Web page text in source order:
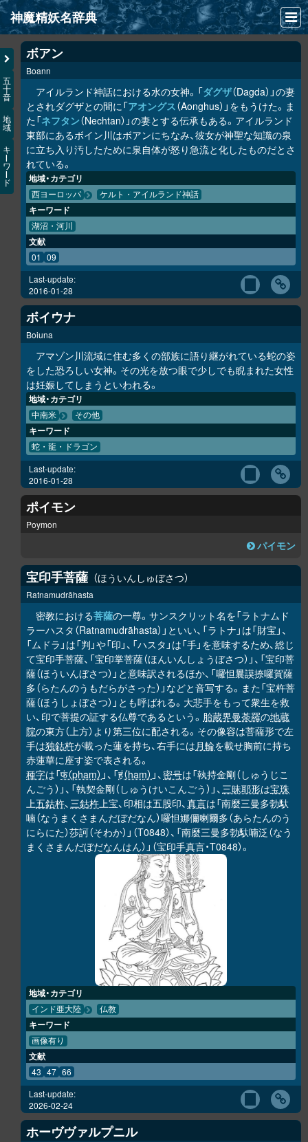
神魔精妖名辞典
NEWS
INFO
文献
検索
凖項目
画像資料便覧
LINK
五
十
音
地
域
キ
ワ
ド
ボアン
Boann
アイルランド神話における水の女神。「ダグザ（Dagda）」の妻
とされダグザとの間に「アオングス（Aonghus）」をもうけた。ま
た「ネフタン（Nechtan）」の妻とする伝承もある。アイルランド
東部にあるボイン川はボアンにちなみ、彼女が神聖な知識の泉
に立ち入り汚したために泉自体が怒り急流と化したものだとさ
れている。
地域・カテゴリ
西ヨーロッパ ケルト・アイルランド神話
キーワード
湖沼・河川
文献
01 09
Last-update:
2016-01-28
ボイウナ
Boiuna
アマゾン川流域に住む多くの部族に語り継がれている蛇の姿
をした恐ろしい女神。その光を放つ眼で少しでも睨まれた女性
は妊娠してしまうといわれる。
地域・カテゴリ
中南米 その他
キーワード
蛇・龍・ドラゴン
Last-update:
2016-01-28
ポイモン
Poymon
パイモン
宝印手菩薩 ほういんしゅぼさつ
Ratnamudrāhasta
密教における菩薩の一尊。サンスクリット名を「ラトナムド
ラーハスタ（Ratnamudrāhasta）」といい、「ラトナ」は「財宝」、
「ムドラ」は「判」や「印」、「ハスタ」は「手」を意味するため、総じ
て宝印手菩薩、「宝印掌菩薩（ほんいんしょうぼさつ）」、「宝印菩
薩（ほういんぼさつ）」と意味訳されるほか、「囉怛曩謨捺囉賀薩
多（らたんのうもだらがさった）」などと音写する。また「宝杵菩
薩（ほうしょぼさつ）」とも呼ばれる。大悲手をもって衆生を救
い、印で菩提の証する仏尊であるという。 胎蔵界曼荼羅の地蔵
院の東方（上方）より第三位に配される。その像容は菩薩形で左
手は独鈷杵が載った蓮を持ち、右手には月輪を載せ胸前に持ち
赤蓮華に座す姿で表される。
種字は「फं（phaṃ） 」、「हं（haṃ） 」、 密号は「執持金剛（しゅうじこ
んごう）」、「執契金剛（しゅうけいこんごう）」、三昧耶形は宝珠
上五鈷杵、三鈷杵上宝、印相は五股印、真言は「南麼三曼多勃馱
喃（なうまくさまんだぼだなん）囉怛娜儞喇爾多（あらたんのう
にらにた）莎訶（そわか）」（T0848）、「南麼三曼多勃馱喃泛（なう
まくさまんだぼだなんはん）」（宝印手真言・T0848）。
地域・カテゴリ
インド亜大陸 仏教
キーワード
画像有り
文献
43 47 66
Last-update:
2026-02-24
ホーヴヴァルプニル